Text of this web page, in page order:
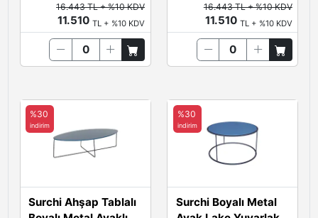
16.443 TL + %10 KDV
11.510TL + %10 KDV
16.443 TL + %10 KDV
11.510 TL + %10 KDV
Surchi Ahşap Tablalı
%30
indirim
Surchi Boyalı Metal
%30
indirim